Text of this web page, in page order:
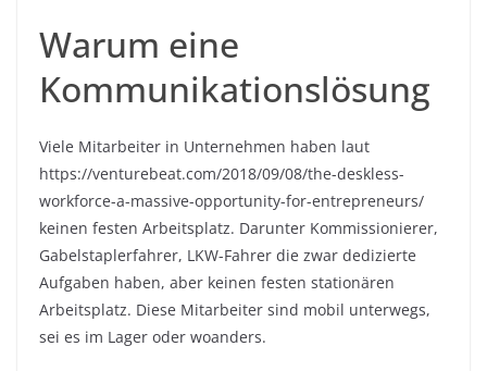
Warum eine
Kommunikationslösung
Viele Mitarbeiter in Unternehmen haben laut
https://venturebeat.com/2018/09/08/the-deskless-
workforce-a-massive-opportunity-for-entrepreneurs/
keinen festen Arbeitsplatz. Darunter Kommissionierer,
Gabelstaplerfahrer, LKW-Fahrer die zwar dedizierte
Aufgaben haben, aber keinen festen stationären
Arbeitsplatz. Diese Mitarbeiter sind mobil unterwegs,
sei es im Lager oder woanders.